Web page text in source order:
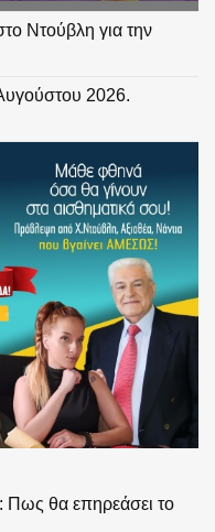
Ντούβλη για την
2026.
Πως θα επηρεάσει το